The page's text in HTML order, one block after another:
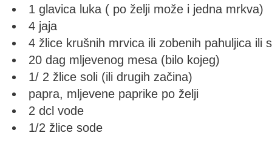
1 glavica luka ( po želji može i jedna mrkva)
4 jaja
4 žlice krušnih mrvica ili zobenih pahuljica ili
20 dag mljevenog mesa (bilo kojeg)
1/ 2 žlice soli (ili drugih začina)
papra, mljevene paprike po želji
2 dcl vode
1/2 žlice sode